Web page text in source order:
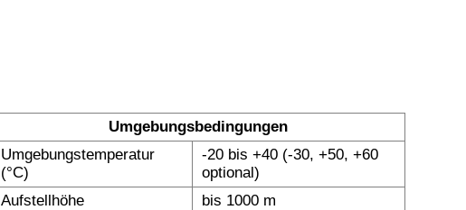
Umgebungsbedingungen
Umgebungstemperatur
(°C)
-20 bis +40 (-30, +50, +60
optional)
Aufstellhöhe
bis 1000 m